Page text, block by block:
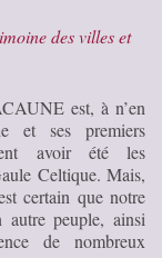
des villes et
est, à n’en
et ses premiers
avoir été les
Celtique. Mais,
certain que notre
peuple, ainsi
de nombreux